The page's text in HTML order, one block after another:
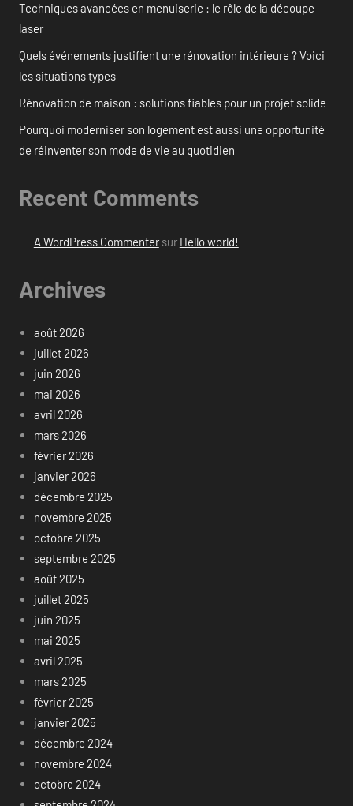
Techniques avancées en menuiserie : le rôle de la découpe
laser
Quels événements justifient une rénovation intérieure ? Voici
les situations types
Rénovation de maison : solutions fiables pour un projet solide
Pourquoi moderniser son logement est aussi une opportunité
de réinventer son mode de vie au quotidien
Recent Comments
A WordPress Commentersur Hello world!
Archives
août 2026
juillet 2026
juin 2026
mai 2026
avril 2026
mars 2026
février 2026
janvier 2026
décembre 2025
novembre 2025
octobre 2025
septembre 2025
août 2025
juillet 2025
juin 2025
mai 2025
avril 2025
mars 2025
février 2025
janvier 2025
décembre 2024
novembre 2024
octobre 2024